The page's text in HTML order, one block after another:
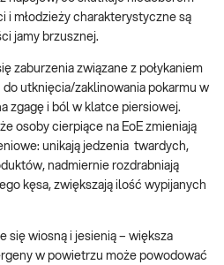
i młodzieży charakterystyczne są
jamy brzusznej.
zaburzenia związane z połykaniem
utknięcia/zaklinowania pokarmu w
zgagę i ból w klatce piersiowej.
osoby cierpiące na EoE zmieniają
unikają jedzenia twardych,
nadmiernie rozdrabniają
kęsa, zwiększają ilość wypijanych
się wiosną i jesienią – większa
w powietrzu może powodować